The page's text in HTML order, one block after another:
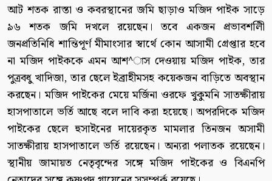
আট শতক রাস্তা ও কবরস্থানের জমি ছাড়াও মজিদ পাইক সাড়ে
৯৬ শতক জমি দখলে রয়েছেন। তবে একজন প্রভাবশলিী
জনপ্রতিনিধি শান্তিপূর্ণ মীমাংসার স্বার্থে কোন আসামী গ্রেপ্তার হবে
না মজিদ পাইককে এমন আশ^াস দেওয়ায় মজিদ পাইক, তার
পুত্রবধু খাদিজা, তার ছেলে ইব্রাহীমসহ কয়েকজন বাড়িতে অবস্থান
করছেন। মজিদ পাইকের মেয়ে মর্জিনা ওরফে খুকুমনি সাতক্ষীরায়
হাসপাতালে ভর্তি আছে বলে দাবি করা হয়েছে। অপরদিকে মজিদ
পাইকের ছেলে হুসাইনের দায়েরকৃত মামলার তিনজন অসামী
সাতক্ষীরায় হাসপাতালে ভর্তি রয়েছেন। অন্যরা পলাতক রয়েছেন।
স্থানীয় জামায়ত নেতৃবৃন্দের সঙ্গে মজিদ পাইকের ও বিএনপি